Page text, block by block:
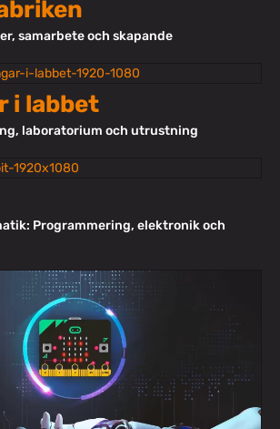
samarbete och skapande
i labbet
laboratorium och utrustning
Programmering, elektronik och